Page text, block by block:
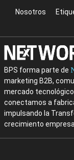
Nosotros
BPS forma parte de
marketing B2B,
mercado
conectamos a
impulsando la
crecimiento